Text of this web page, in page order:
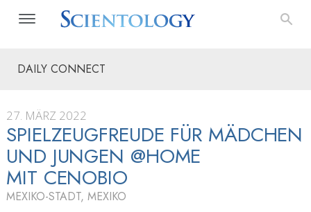
DAILY CONNECT
27. MÄRZ 2022
SPIELZEUGFREUDE FÜR MÄDCHEN
UND JUNGEN @HOME
MIT CENOBIO
MEXIKO-STADT, MEXIKO